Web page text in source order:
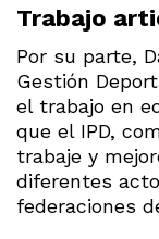
Trabajo
Por su parte,
Gestión
el trabajo en
que el IPD,
trabaje y
diferentes
federaciones